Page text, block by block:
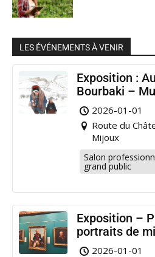
LES ÉVÉNEMENTS À VENIR
Exposition :
Bourbaki –
Pontarlier
2026-01-01
Route du
Mijoux
Salon
grand public
Exposition –
portraits de
à Pontarlier
2026-01-01